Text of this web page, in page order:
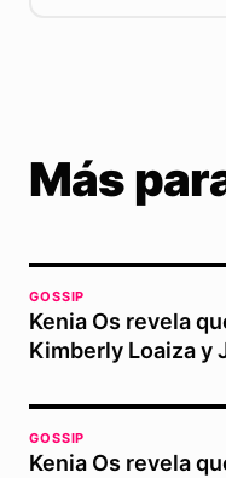
Más
GOSSIP
Kenia Os revela
Kimberly Loaiza y
GOSSIP
Kenia Os revela